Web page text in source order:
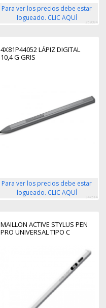
Para ver los precios debe estar
logueado. CLIC AQUÍ
252084
4X81P44052 LÁPIZ DIGITAL
10,4 G GRIS
Para ver los precios debe estar
logueado. CLIC AQUÍ
347514
MAILLON ACTIVE STYLUS PEN
PRO UNIVERSAL TIPO C